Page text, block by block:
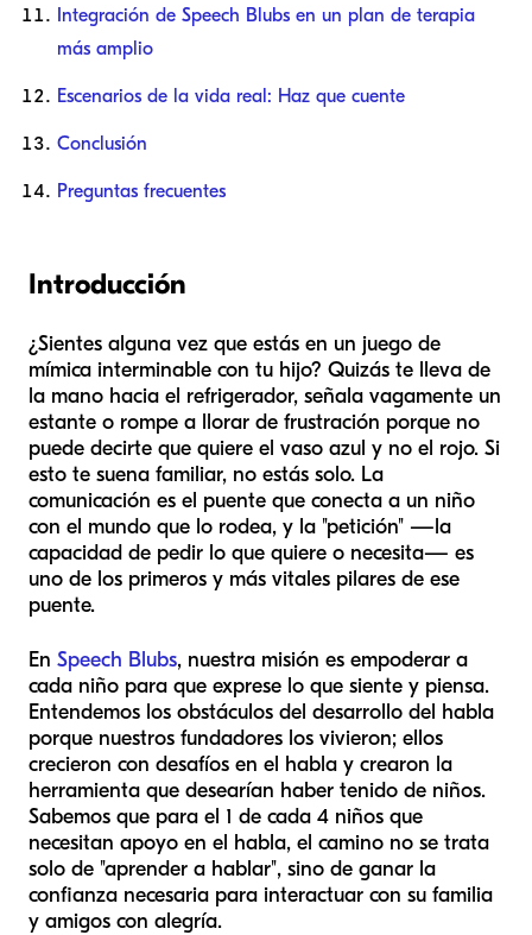
Integración de Speech Blubs en un plan de terapia
más amplio
Escenarios de la vida real: Haz que cuente
Conclusión
Preguntas frecuentes
Introducción
¿Sientes alguna vez que estás en un juego de
mímica interminable con tu hijo? Quizás te lleva de
la mano hacia el refrigerador, señala vagamente un
estante o rompe a llorar de frustración porque no
puede decirte que quiere el vaso azul y no el rojo. Si
esto te suena familiar, no estás solo. La
comunicación es el puente que conecta a un niño
con el mundo que lo rodea, y la "petición" —la
capacidad de pedir lo que quiere o necesita— es
uno de los primeros y más vitales pilares de ese
puente.
En Speech Blubs, nuestra misión es empoderar a
cada niño para que exprese lo que siente y piensa.
Entendemos los obstáculos del desarrollo del habla
porque nuestros fundadores los vivieron; ellos
crecieron con desafíos en el habla y crearon la
herramienta que desearían haber tenido de niños.
Sabemos que para el 1 de cada 4 niños que
necesitan apoyo en el habla, el camino no se trata
solo de "aprender a hablar", sino de ganar la
confianza necesaria para interactuar con su familia
y amigos con alegría.